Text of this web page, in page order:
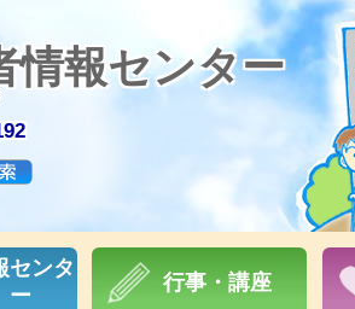
情報センター
センタ
ー
行事・講座